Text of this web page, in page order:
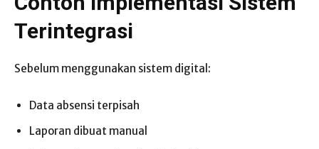
Terintegrasi
Sebelum menggunakan sistem digital:
Data absensi terpisah
Laporan dibuat manual